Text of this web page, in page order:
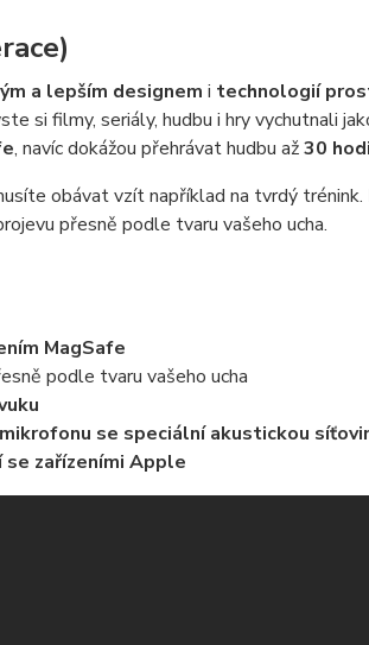
a lepším designem i technologií
si filmy, seriály, hudbu i hry vychutnali
, navíc dokážou přehrávat hudbu až30
obávat vzít například na tvrdý trénink.
přesně podle tvaru vašeho ucha.
MagSafe
podle tvaru vašeho ucha
mikrofonu se speciální akustickou
se zařízeními Apple